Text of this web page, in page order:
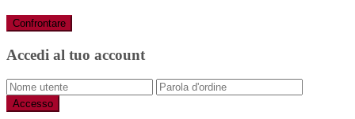
Confrontare
Accedi al tuo account
Accesso